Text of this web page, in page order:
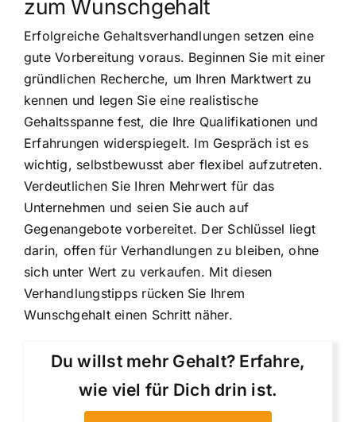
zum Wunschgehalt
Erfolgreiche Gehaltsverhandlungen setzen eine
gute Vorbereitung voraus. Beginnen Sie mit einer
gründlichen Recherche, um Ihren Marktwert zu
kennen und legen Sie eine realistische
Gehaltsspanne fest, die Ihre Qualifikationen und
Erfahrungen widerspiegelt. Im Gespräch ist es
wichtig, selbstbewusst aber flexibel aufzutreten.
Verdeutlichen Sie Ihren Mehrwert für das
Unternehmen und seien Sie auch auf
Gegenangebote vorbereitet. Der Schlüssel liegt
darin, offen für Verhandlungen zu bleiben, ohne
sich unter Wert zu verkaufen. Mit diesen
Verhandlungstipps rücken Sie Ihrem
Wunschgehalt einen Schritt näher.
Du willst mehr Gehalt? Erfahre,
wie viel für Dich drin ist.